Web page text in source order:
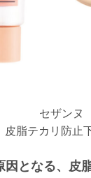
セザンヌ
皮脂テカリ防止
となる、皮